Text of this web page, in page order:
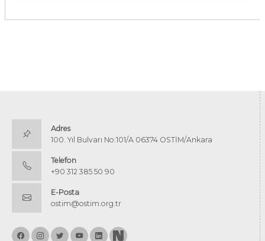
Adres
100. Yıl Bulvarı No:101/A 06374 OSTİM/Ankara
Telefon
+90 312 385 50 90
E-Posta
ostim@ostim.org.tr